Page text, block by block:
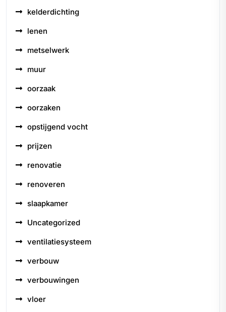
kelderdichting
lenen
metselwerk
muur
oorzaak
oorzaken
opstijgend vocht
prijzen
renovatie
renoveren
slaapkamer
Uncategorized
ventilatiesysteem
verbouw
verbouwingen
vloer